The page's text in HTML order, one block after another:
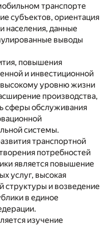
транспорте
субъектов, ориентация
населения, данные
выводы
повышения
и инвестиционной
высокому уровню жизни
производства,
сферы обслуживания
системы.
транспортной
потребностей
является повышение
услуг, высокая
структуры и возведение
в единое
изучение